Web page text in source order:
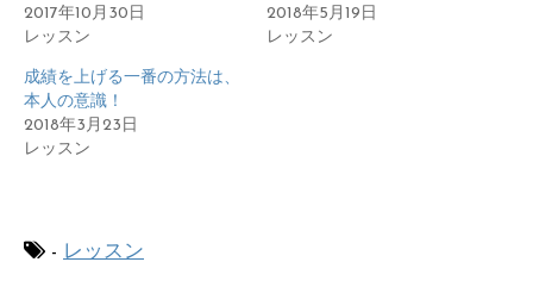
2017年10月30日
レッスン
2018年5月19日
レッスン
成績を上げる一番の方法は、
本人の意識！
2018年3月23日
レッスン
- レッスン